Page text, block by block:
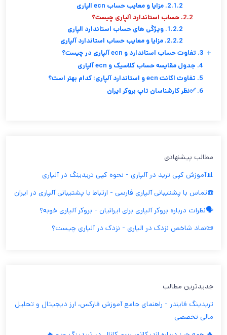
2.1.2. مزایا و معایب حساب ecn الپاری
2.2. حساب استاندارد آلپاری چیست؟
1.2.2. ویژگی های حساب استاندارد الپاری
2.2.2. مزایا و معایب حساب استاندارد آلپاری
3. تفاوت حساب استاندارد و ecn آلپاری در چیست؟ +
4. جدول مقایسه حساب کلاسیک و ecn آلپاری
5. تفاوت اکانت ecn و استاندارد آلپاری؛ کدام بهتر است؟
6. ✅نظر کارشناسان تاپ بروکر ایران
مطالب پیشنهادی
📊آموزش کپی ترید در آلپاری - نحوه کپی تریدینگ در آلپاری
☎️تماس با پشتیبانی آلپاری فارسی - ارتباط با پشتیبانی آلپاری در ایران
🗣️نظرات درباره بروکر آلپاری برای ایرانیان - بروکر آلپاری خوبه؟
📜نماد شاخص نزدک در الپاری - نزدک در آلپاری چیست؟
جدیدترین مطالب
تریدینگ فایندر - راهنمای جامع آموزش فارکس، ارز دیجیتال و تحلیل
مالی تخصصی